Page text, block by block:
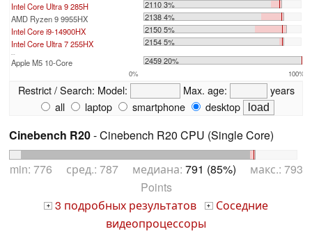
Intel Core Ultra 9 285H
2110 3%
AMD Ryzen 9 9955HX
2138 4%
Intel Core i9-14900HX
2150 5%
Intel Core Ultra 7 255HX
2154 5%
Apple M5 10-Core 2459 20%
0% 100%
Restrict / Search: Model: Max. age:
years
all
laptop smartphone desktop
Cinebench R20- Cinebench R20 CPU (Single Core)
min: 776 сред.: 787 медиана: 791 (85%) макс.: 793
Points
+ 3 подробных результатов + Соседние
видеопроцессоры